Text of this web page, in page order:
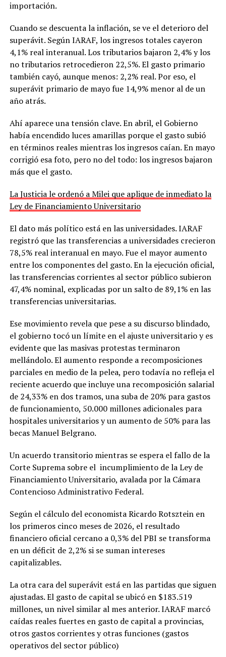
importación.
Cuando se descuenta la inflación, se ve el deterioro del
superávit. Según IARAF, los ingresos totales cayeron
4,1% real interanual. Los tributarios bajaron 2,4% y los
no tributarios retrocedieron 22,5%. El gasto primario
también cayó, aunque menos: 2,2% real. Por eso, el
superávit primario de mayo fue 14,9% menor al de un
año atrás.
Ahí aparece una tensión clave. En abril, el Gobierno
había encendido luces amarillas porque el gasto subió
en términos reales mientras los ingresos caían. En mayo
corrigió esa foto, pero no del todo: los ingresos bajaron
más que el gasto.
La Justicia le ordenó a Milei que aplique de inmediato la
Ley de Financiamiento Universitario
El dato más político está en las universidades. IARAF
registró que las transferencias a universidades crecieron
78,5% real interanual en mayo. Fue el mayor aumento
entre los componentes del gasto. En la ejecución oficial,
las transferencias corrientes al sector público subieron
47,4% nominal, explicadas por un salto de 89,1% en las
transferencias universitarias.
Ese movimiento revela que pese a su discurso blindado,
el gobierno tocó un límite en el ajuste universitario y es
evidente que las masivas protestas terminaron
mellándolo. El aumento responde a recomposiciones
parciales en medio de la pelea, pero todavía no refleja el
reciente acuerdo que incluye una recomposición salarial
de 24,33% en dos tramos, una suba de 20% para gastos
de funcionamiento, 50.000 millones adicionales para
hospitales universitarios y un aumento de 50% para las
becas Manuel Belgrano.
Un acuerdo transitorio mientras se espera el fallo de la
Corte Suprema sobre el incumplimiento de la Ley de
Financiamiento Universitario, avalada por la Cámara
Contencioso Administrativo Federal.
Según el cálculo del economista Ricardo Rotsztein en
los primeros cinco meses de 2026, el resultado
financiero oficial cercano a 0,3% del PBI se transforma
en un déficit de 2,2% si se suman intereses
capitalizables.
La otra cara del superávit está en las partidas que siguen
ajustadas. El gasto de capital se ubicó en $183.519
millones, un nivel similar al mes anterior. IARAF marcó
caídas reales fuertes en gasto de capital a provincias,
otros gastos corrientes y otras funciones (gastos
operativos del sector público)